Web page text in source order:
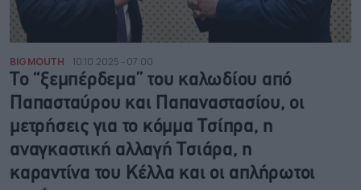
BIG MOUTH 10.10.2025 - 07:00
Το “ξεμπέρδεμα” του καλωδίου από
Παπασταύρου και Παπαναστασίου, οι
μετρήσεις για το κόμμα Τσίπρα, η
αναγκαστική αλλαγή Τσιάρα, η
καραντίνα του Κέλλα και οι απλήρωτοι